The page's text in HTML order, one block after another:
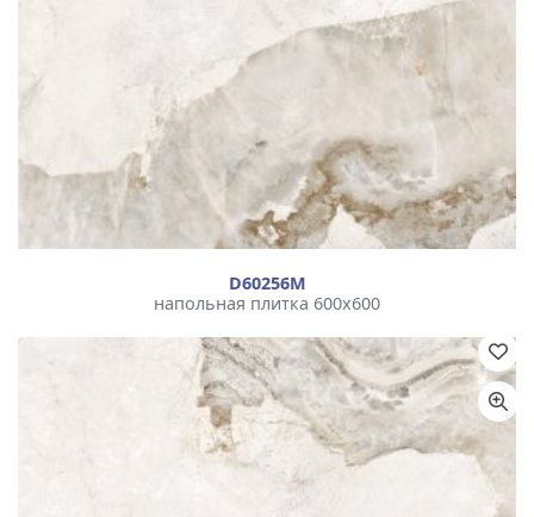
D60256М
напольная плитка 600x600